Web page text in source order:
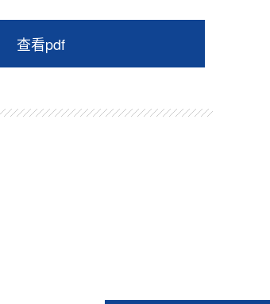
查看pdf